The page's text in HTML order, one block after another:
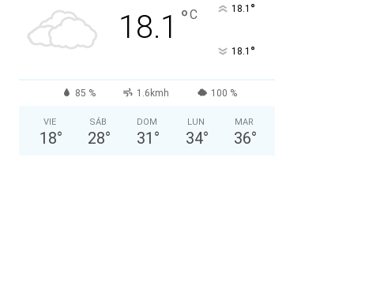
18.1 °C 18.1 °
18.1 °
85 % 1.6kmh 100 %
VIE
18°
SÁB
28°
DOM
31 °
LUN
34°
MAR
36°